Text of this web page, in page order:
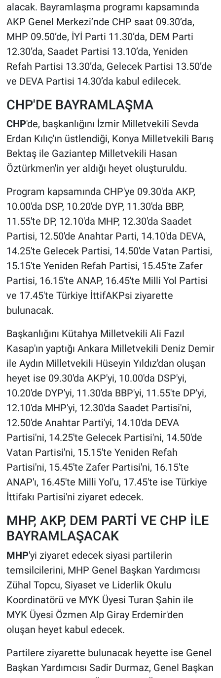
alacak. Bayramlaşma programı kapsamında
AKP Genel Merkezi’nde CHP saat 09.30’da,
MHP 09.50’de, İYİ Parti 11.30’da, DEM Parti
12.30’da, Saadet Partisi 13.10’da, Yeniden
Refah Partisi 13.30’da, Gelecek Partisi 13.50’de
ve DEVA Partisi 14.30’da kabul edilecek.
CHP'DE BAYRAMLAŞMA
CHP'de, başkanlığını İzmir Milletvekili Sevda
Erdan Kılıç'ın üstlendiği, Konya Milletvekili Barış
Bektaş ile Gaziantep Milletvekili Hasan
Öztürkmen'in yer aldığı heyet oluşturuldu.
Program kapsamında CHP'ye 09.30'da AKP,
10.00'da DSP, 10.20'de DYP, 11.30'da BBP,
11.55'te DP, 12.10'da MHP, 12.30'da Saadet
Partisi, 12.50'de Anahtar Parti, 14.10'da DEVA,
14.25'te Gelecek Partisi, 14.50'de Vatan Partisi,
15.15'te Yeniden Refah Partisi, 15.45'te Zafer
Partisi, 16.15'te ANAP, 16.45'te Milli Yol Partisi
ve 17.45'te Türkiye İttifAKPsi ziyarette
bulunacak.
Başkanlığını Kütahya Milletvekili Ali Fazıl
Kasap'ın yaptığı Ankara Milletvekili Deniz Demir
ile Aydın Milletvekili Hüseyin Yıldız'dan oluşan
heyet ise 09.30'da AKP'yi, 10.00'da DSP'yi,
10.20'de DYP'yi, 11.30'da BBP'yi, 11.55'te DP'yi,
12.10'da MHP'yi, 12.30'da Saadet Partisi'ni,
12.50'de Anahtar Parti'yi, 14.10'da DEVA
Partisi'ni, 14.25'te Gelecek Partisi'ni, 14.50'de
Vatan Partisi'ni, 15.15'te Yeniden Refah
Partisi'ni, 15.45'te Zafer Partisi'ni, 16.15'te
ANAP'ı, 16.45'te Milli Yol'u, 17.45'te ise Türkiye
İttifakı Partisi'ni ziyaret edecek.
MHP, AKP, DEM PARTİ VE CHP İLE
BAYRAMLAŞACAK
MHP'yi ziyaret edecek siyasi partilerin
temsilcilerini, MHP Genel Başkan Yardımcısı
Zühal Topcu, Siyaset ve Liderlik Okulu
Koordinatörü ve MYK Üyesi Turan Şahin ile
MYK Üyesi Özmen Alp Giray Erdemir'den
oluşan heyet kabul edecek.
Partilere ziyarette bulunacak heyette ise Genel
Başkan Yardımcısı Sadir Durmaz, Genel Başkan